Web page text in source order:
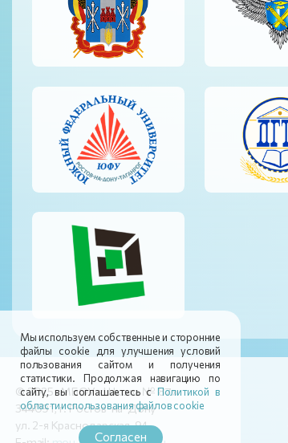
Мы используем собственные и сторонние
файлы cookie для улучшения условий
пользования сайтом и получения
статистики. Продолжая навигацию по
сайту, вы соглашаетесь с Политикой в
области использования файлов cookie
Согласен
© 2025 МБОУ «Школа № 87»
344091, г. Ростов-на-Дону
ул. 2-я Краснодарская, 94